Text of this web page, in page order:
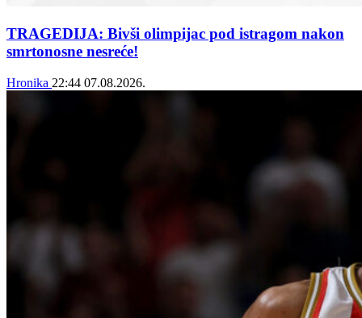
TRAGEDIJA: Bivši olimpijac pod istragom nakon
smrtonosne nesreće!
Hronika 22:44 07.08.2026.